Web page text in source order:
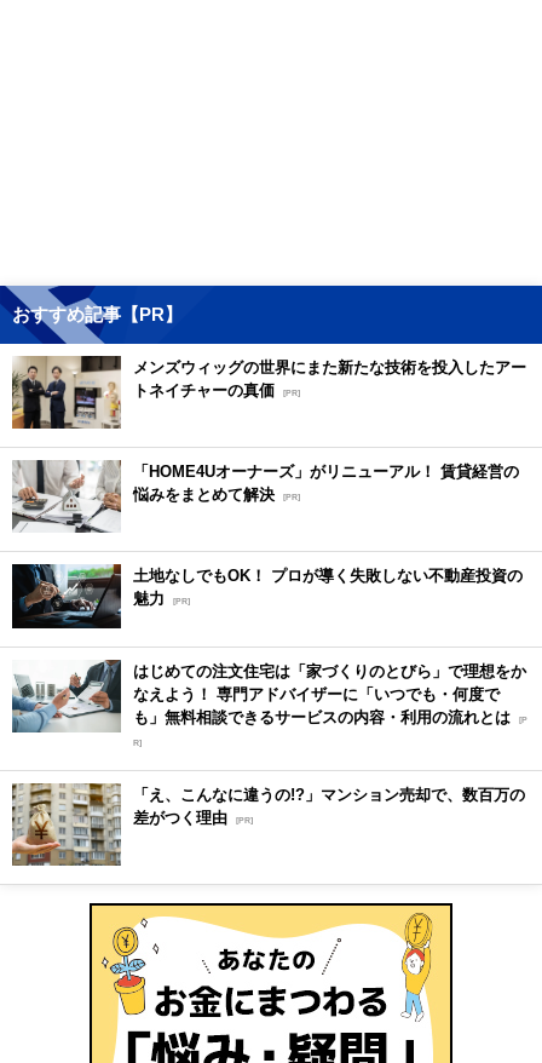
おすすめ記事【PR】
メンズウィッグの世界にまた新たな技術を投入したアー
トネイチャーの真価
[PR]
「HOME4Uオーナーズ」がリニューアル！ 賃貸経営の
悩みをまとめて解決 [PR]
土地なしでもOK！ プロが導く失敗しない不動産投資の
魅力
[PR]
はじめての注文住宅は「家づくりのとびら」で理想をか
なえよう！ 専門アドバイザーに「いつでも・何度で
も」無料相談できるサービスの内容・利用の流れとは [P
R]
「え、こんなに違うの!?」マンション売却で、数百万の
差がつく理由 [PR]